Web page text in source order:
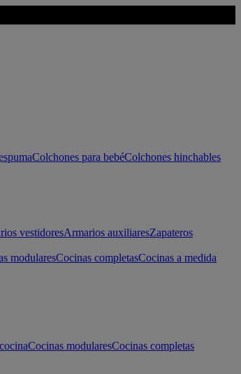
Colchones para bebéColchones hinchables
vestidoresArmarios auxiliaresZapateros
modularesCocinas completasCocinas a medida
Cocinas modularesCocinas completas